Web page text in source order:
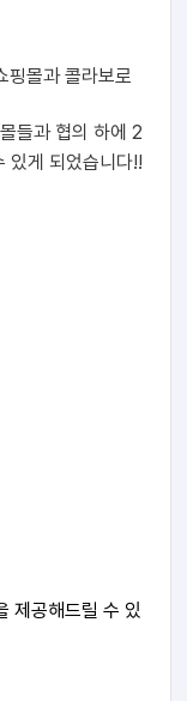
핑몰과 콜라보로
들과 협의 하에 2
있게 되었습니다!!
제공해드릴 수 있